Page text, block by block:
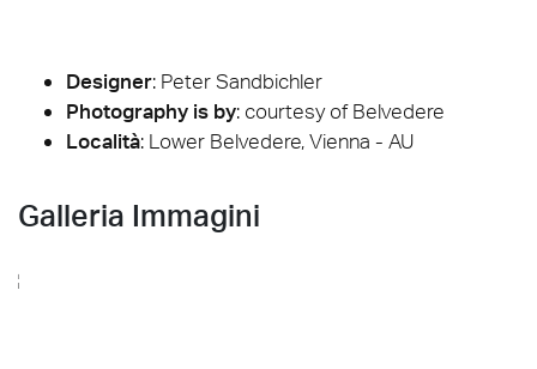
Designer: Peter Sandbichler
Photography is by: courtesy of Belvedere
Località: Lower Belvedere, Vienna - AU
Galleria Immagini